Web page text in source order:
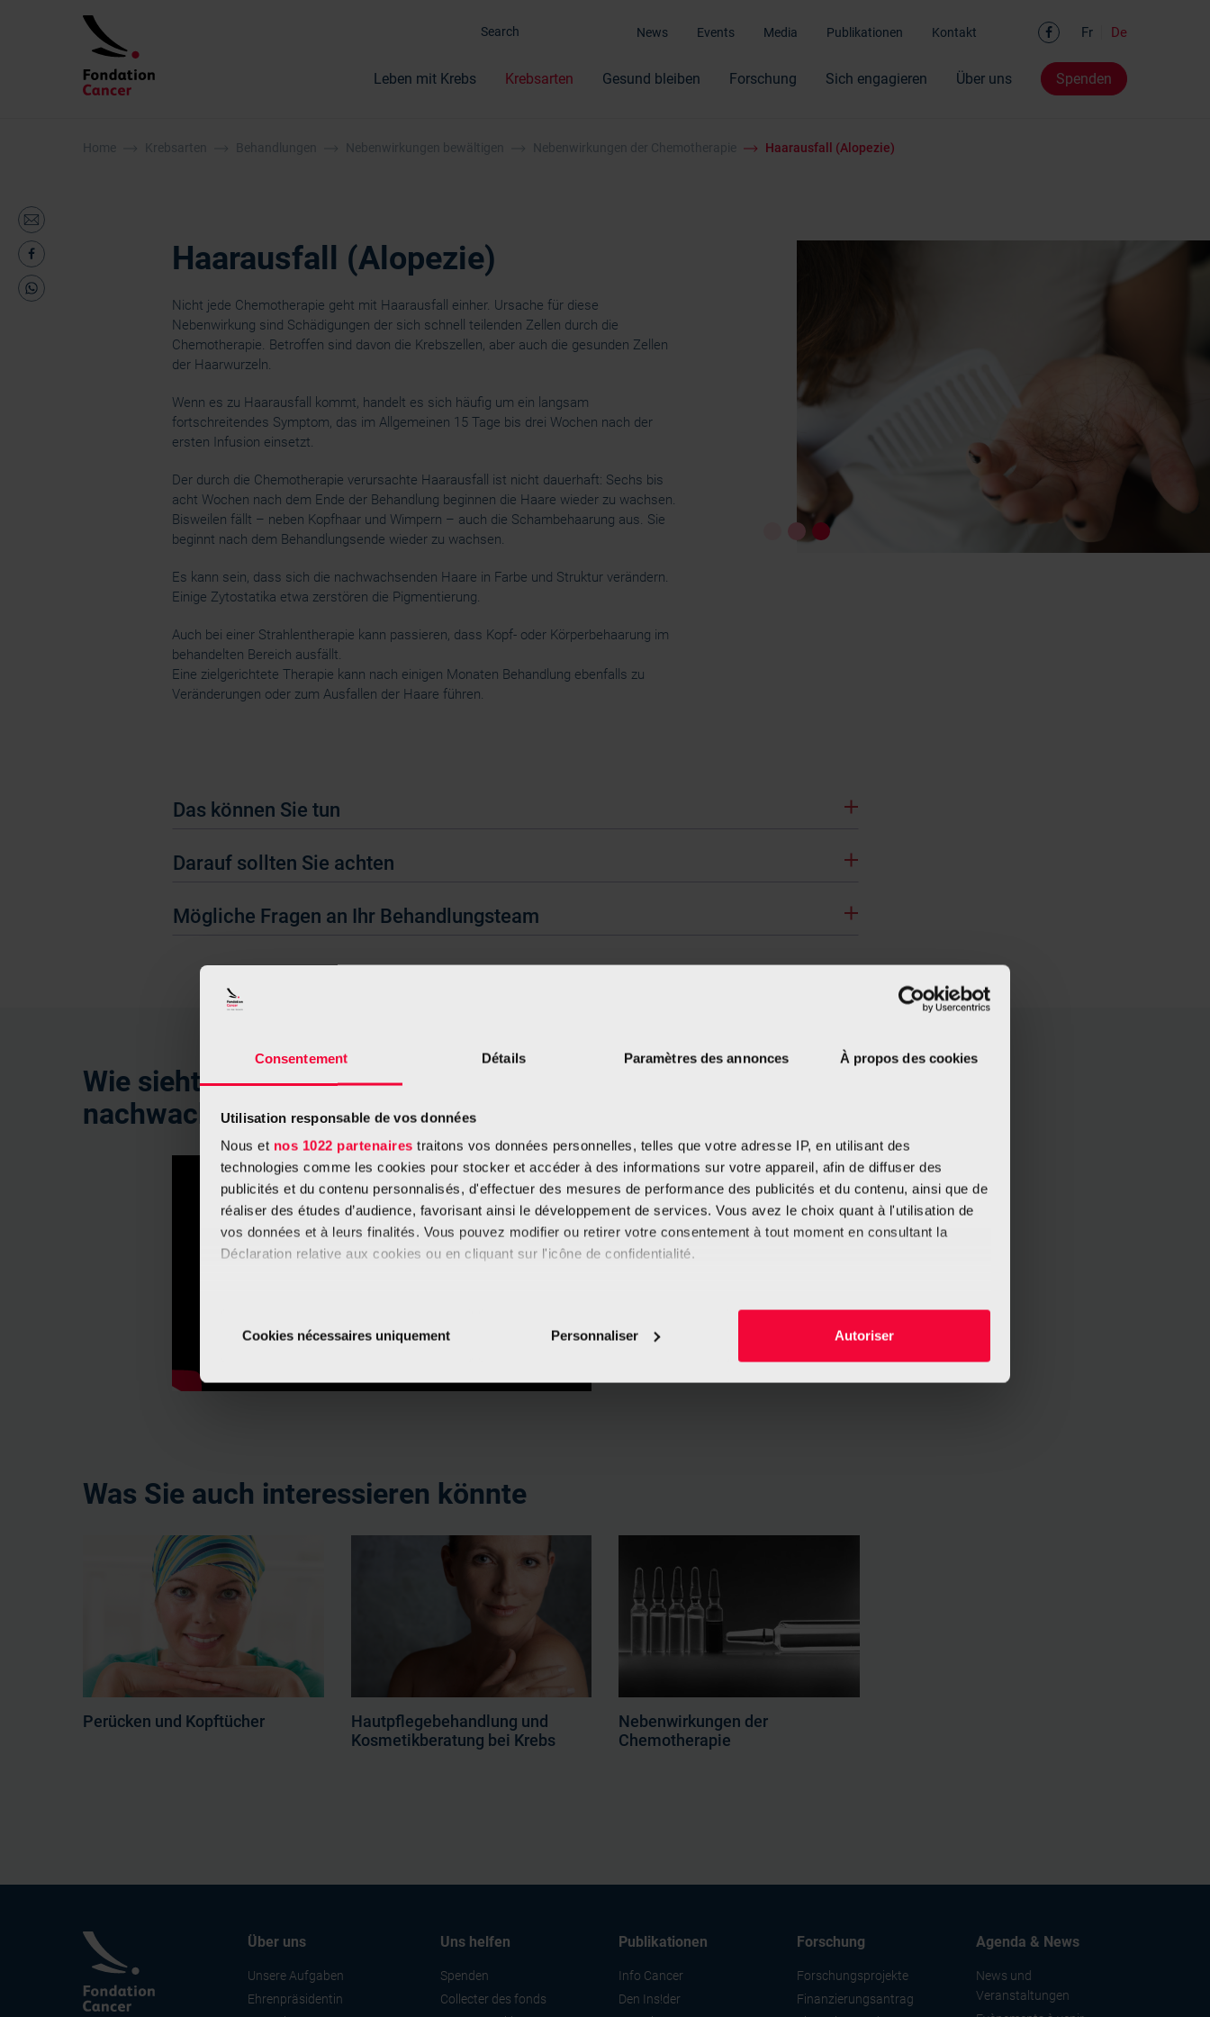
Consentement Détails Paramètres des annonces À propos des cookies
Utilisation responsable de vos données
Nous et nos 1022 partenaires traitons vos données personnelles, telles que votre adresse IP, en utilisant des
technologies comme les cookies pour stocker et accéder à des informations sur votre appareil, afin de diffuser des
publicités et du contenu personnalisés, d'effectuer des mesures de performance des publicités et du contenu, ainsi que de
réaliser des études d’audience, favorisant ainsi le développement de services. Vous avez le choix quant à l'utilisation de
vos données et à leurs finalités. Vous pouvez modifier ou retirer votre consentement à tout moment en consultant la
Déclaration relative aux cookies ou en cliquant sur l'icône de confidentialité.
Identifier votre appareil en l'analysant activement pour en relever les caractéristiques spécifiques (empreintes
Pour en savoir plus sur le traitement de vos données personnelles et définir vos préférences, reportez-vous à la
partenaires de médias sociaux, de publicité et d'analyse, qui peuvent combiner celles-ci avec d'autres informations que
Cookies nécessaires uniquement Personnaliser Autoriser
News Events Media Publikationen Kontakt Facebook
Fr De
Leben mit Krebs Krebsarten Gesund bleiben Forschung Sich engagieren Über uns Spenden
Home Krebsarten Behandlungen Nebenwirkungen bewältigen Nebenwirkungen der Chemotherapie Haarausfall (Alopezie)
Haarausfall (Alopezie)
Nicht jede Chemotherapie geht mit Haarausfall einher. Ursache für diese
Nebenwirkung sind Schädigungen der sich schnell teilenden Zellen durch die
Chemotherapie. Betroffen sind davon die Krebszellen, aber auch die gesunden Zellen
der Haarwurzeln.
Wenn es zu Haarausfall kommt, handelt es sich häufig um ein langsam
fortschreitendes Symptom, das im Allgemeinen 15 Tage bis drei Wochen nach der
ersten Infusion einsetzt.
Der durch die Chemotherapie verursachte Haarausfall ist nicht dauerhaft: Sechs bis
acht Wochen nach dem Ende der Behandlung beginnen die Haare wieder zu wachsen.
Bisweilen fällt – neben Kopfhaar und Wimpern – auch die Schambehaarung aus. Sie
beginnt nach dem Behandlungsende wieder zu wachsen.
Es kann sein, dass sich die nachwachsenden Haare in Farbe und Struktur verändern.
Einige Zytostatika etwa zerstören die Pigmentierung.
Auch bei einer Strahlentherapie kann passieren, dass Kopf- oder Körperbehaarung im
behandelten Bereich ausfällt.
Eine zielgerichtete Therapie kann nach einigen Monaten Behandlung ebenfalls zu
Veränderungen oder zum Ausfallen der Haare führen.
Das können Sie tun
Darauf sollten Sie achten
Mögliche Fragen an Ihr Behandlungsteam
Wie sieht es aus, wenn die Haare
nachwachsen?
1 Monat, 6 Monate oder ein Jahr später: Jeder in
Was Sie auch interessieren könnte
Perücken und Kopftücher
Hautpflegebehandlung und
Kosmetikberatung bei Krebs
Nebenwirkungen der
Chemotherapie
Über uns
Unsere Aufgaben
Ehrenpräsidentin
Uns helfen
Spenden
Collecter des fonds
Publikationen
Info Cancer
Den Ins!der
Forschung
Forschungsprojekte
Finanzierungsantrag
Agenda & News
News und
Veranstaltungen